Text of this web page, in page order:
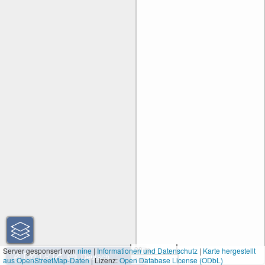
30 m
100 ft
Server gesponsert vonnine|Informationen und Datenschutz | Karte hergestellt
aus OpenStreetMap-Daten| Lizenz:Open Database License (ODbL)